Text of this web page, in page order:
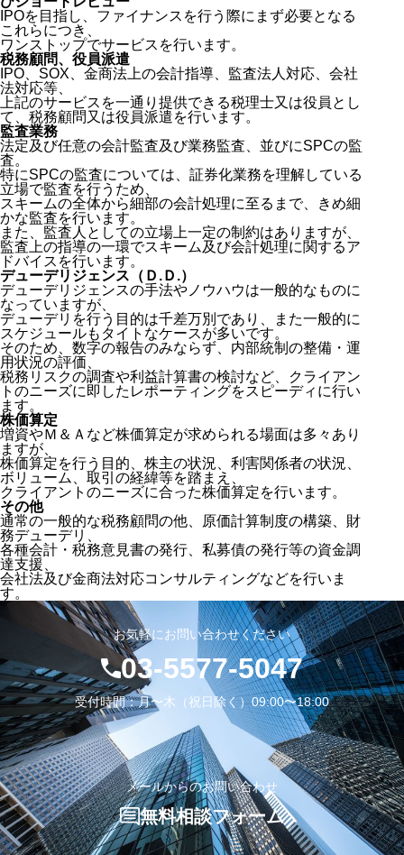
IPOを目指し、ファイナンスを行う際にまず必要となる
これらにつき、
ワンストップでサービスを行います。
税務顧問、役員派遣
IPO、SOX、金商法上の会計指導、監査法人対応、会社
法対応等、
上記のサービスを一通り提供できる税理士又は役員とし
て、税務顧問又は役員派遣を行います。
監査業務
法定及び任意の会計監査及び業務監査、並びにSPCの監
査。
特にSPCの監査については、証券化業務を理解している
立場で監査を行うため、
スキームの全体から細部の会計処理に至るまで、きめ細
かな監査を行います。
また、監査人としての立場上一定の制約はありますが、
監査上の指導の一環でスキーム及び会計処理に関するア
ドバイスを行います。
デューデリジェンス（Ｄ.Ｄ.）
デューデリジェンスの手法やノウハウは一般的なものに
なっていますが、
デューデリを行う目的は千差万別であり、また一般的に
スケジュールもタイトなケースが多いです。
そのため、数字の報告のみならず、内部統制の整備・運
用状況の評価、
税務リスクの調査や利益計算書の検討など、クライアン
トのニーズに即したレポーティングをスピーディに行い
ます。
株価算定
増資やＭ＆Ａなど株価算定が求められる場面は多々あり
ますが、
株価算定を行う目的、株主の状況、利害関係者の状況、
ボリューム、取引の経緯等を踏まえ、
クライアントのニーズに合った株価算定を行います。
その他
通常の一般的な税務顧問の他、原価計算制度の構築、財
務デューデリ、
各種会計・税務意見書の発行、私募債の発行等の資金調
達支援、
会社法及び金商法対応コンサルティングなどを行いま
す。
お気軽にお問い合わせください
03-5577-5047
受付時間：月〜木（祝日除く）09:00〜18:00
メールからのお問い合わせ
無料相談フォーム